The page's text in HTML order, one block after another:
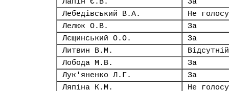
Лебедівський В.А.
Не
Лелюк О.В.
За
Лєщинський О.О.
За
Литвин В.М.
Відсутній
Лобода М.В.
За
Лук'яненко Л.Г.
За
Ляпіна К.М.
Не